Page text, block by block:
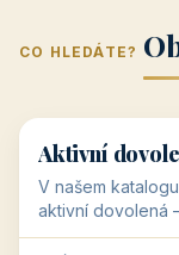
CO HLEDÁTE?
🥾 36
Aktivní
V našem
aktivní dovolená
pro Vás